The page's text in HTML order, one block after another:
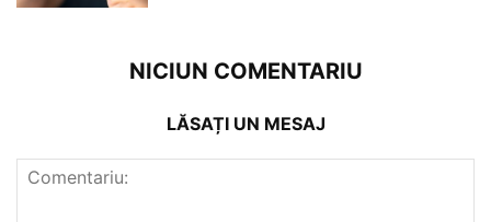
NICIUN COMENTARIU
LĂSAȚI UN MESAJ